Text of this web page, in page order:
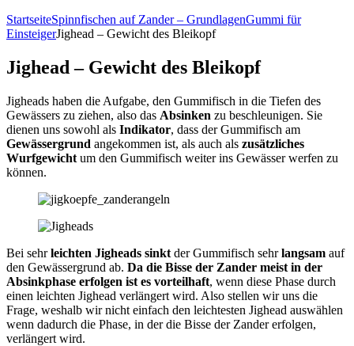
StartseiteSpinnfischen auf Zander – GrundlagenGummi für
EinsteigerJighead – Gewicht des Bleikopf
Jighead – Gewicht des Bleikopf
Jigheads haben die Aufgabe, den Gummifisch in die Tiefen des
Gewässers zu ziehen, also das Absinken zu beschleunigen. Sie
dienen uns sowohl als Indikator, dass der Gummifisch am
Gewässergrund angekommen ist, als auch als zusätzliches
Wurfgewicht um den Gummifisch weiter ins Gewässer werfen zu
können.
Bei sehrleichten Jigheads sinkt der Gummifisch sehrlangsam auf
den Gewässergrund ab. Da die Bisse der Zander meist in der
Absinkphase erfolgen ist es vorteilhaft, wenn diese Phase durch
einen leichten Jighead verlängert wird. Also stellen wir uns die
Frage, weshalb wir nicht einfach den leichtesten Jighead auswählen
wenn dadurch die Phase, in der die Bisse der Zander erfolgen,
verlängert wird.